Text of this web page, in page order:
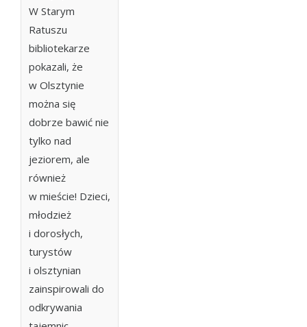
W Starym
Ratuszu
bibliotekarze
pokazali, że
w Olsztynie
można się
dobrze bawić nie
tylko nad
jeziorem, ale
również
w mieście! Dzieci,
młodzież
i dorosłych,
turystów
i olsztynian
zainspirowali do
odkrywania